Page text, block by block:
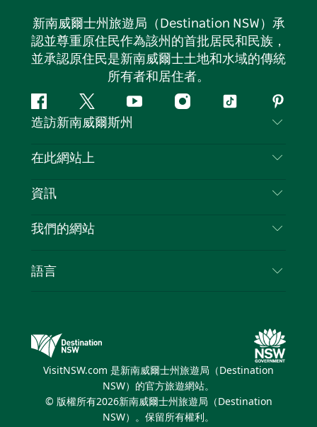
新南威爾士州旅遊局（Destination NSW）承
認並尊重原住民作為該州的首批居民和民族，
並承認原住民是新南威爾士土地和水域的傳統
所有者和居住者。
Facebook嘰
嘰
喳
Youtube Instagram
抖
造訪新南威爾斯州
聯絡我們
隱私
Cookie 通知
在此網站上
目的地
新南威爾士州公路旅行
活動
資訊
旅行資訊
新南威爾士州的商業
我們的網站
新南威爾士州旅遊局（Destination NSW）媒體中
繽紛雪梨燈光音樂節
語言
VisitNSW.com 是新南威爾士州旅遊局（Destination
NSW）的官方旅遊網站。
© 版權所有2026新南威爾士州旅遊局（Destination
NSW）。保留所有權利。